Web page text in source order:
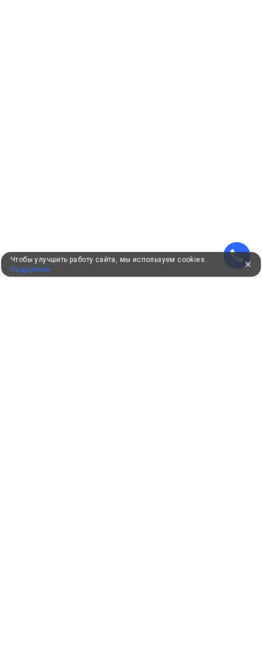
Чтобы улучшить работу сайта, мы используем cookies.
Подробнее